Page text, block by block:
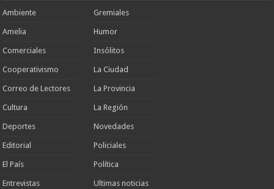
Ambiente
Amelia
Comerciales
Cooperativismo
Correo de Lectores
Cultura
Deportes
Editorial
El País
Entrevistas
Gremiales
Humor
Insólitos
La Ciudad
La Provincia
La Región
Novedades
Policiales
Política
Ultimas noticias